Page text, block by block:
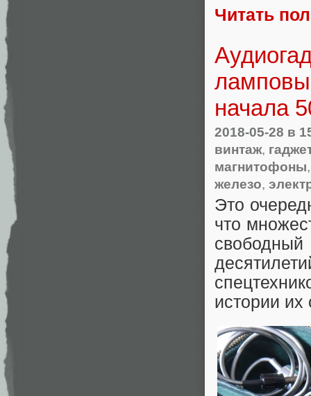
Читать
начала
2018-05-28 в
винтаж,
магнитофоны
железо,
Это
что
истории их